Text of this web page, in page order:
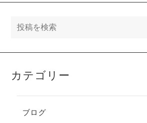
カテゴリー
ブログ